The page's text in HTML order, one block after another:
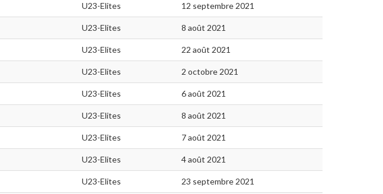
U23-Elites 12 septembre 2021
U23-Elites 8 août 2021
U23-Elites 22 août 2021
U23-Elites 2 octobre 2021
U23-Elites 6 août 2021
U23-Elites 8 août 2021
U23-Elites 7 août 2021
U23-Elites 4 août 2021
U23-Elites 23 septembre 2021